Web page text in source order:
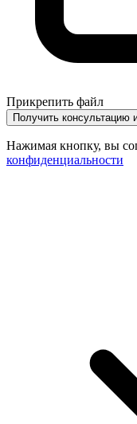
Прикрепить файл
Получить консультацию
Нажимая кнопку, вы
конфиденциальности